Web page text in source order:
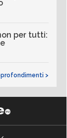
per tutti:
>